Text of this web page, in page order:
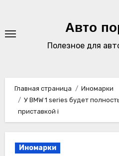
содержимому
Авто
Полезное для
Главная страница
Иномарки
У BMW 1 series будет
приставкой i
Иномарки